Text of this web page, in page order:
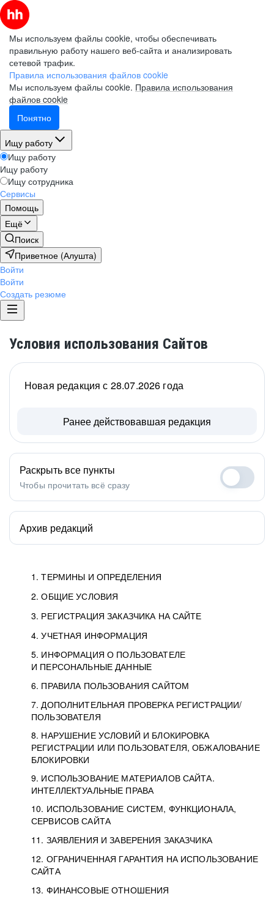
Мы используем файлы cookie, чтобы обеспечивать
правильную работу нашего веб-сайта и анализировать
сетевой трафик.
Правила использования файлов cookie
Мы используем файлы cookie. Правила использования
файлов cookie
Понятно
Ищу работу
Ищу работу
Ищу работу
Ищу сотрудника
Сервисы
Помощь
Ещё
Поиск
Приветное (Алушта)
Войти
Войти
Создать резюме
Условия использования Сайтов
1. ТЕРМИНЫ И ОПРЕДЕЛЕНИЯ
2. ОБЩИЕ УСЛОВИЯ
3. РЕГИСТРАЦИЯ ЗАКАЗЧИКА НА САЙТЕ
4. УЧЕТНАЯ ИНФОРМАЦИЯ
5. ИНФОРМАЦИЯ О ПОЛЬЗОВАТЕЛЕ
И ПЕРСОНАЛЬНЫЕ ДАННЫЕ
6. ПРАВИЛА ПОЛЬЗОВАНИЯ САЙТОМ
7. ДОПОЛНИТЕЛЬНАЯ ПРОВЕРКА РЕГИСТРАЦИИ/
ПОЛЬЗОВАТЕЛЯ
8. НАРУШЕНИЕ УСЛОВИЙ И БЛОКИРОВКА
РЕГИСТРАЦИИ ИЛИ ПОЛЬЗОВАТЕЛЯ, ОБЖАЛОВАНИЕ
БЛОКИРОВКИ
9. ИСПОЛЬЗОВАНИЕ МАТЕРИАЛОВ САЙТА.
ИНТЕЛЛЕКТУАЛЬНЫЕ ПРАВА
10. ИСПОЛЬЗОВАНИЕ СИСТЕМ, ФУНКЦИОНАЛА,
СЕРВИСОВ САЙТА
11. ЗАЯВЛЕНИЯ И ЗАВЕРЕНИЯ ЗАКАЗЧИКА
12. ОГРАНИЧЕННАЯ ГАРАНТИЯ НА ИСПОЛЬЗОВАНИЕ
САЙТА
13. ФИНАНСОВЫЕ ОТНОШЕНИЯ
Новая редакция с 28.07.2026 года
Ранее действовавшая редакция
Раскрыть все пункты
Чтобы прочитать всё сразу
Архив редакций